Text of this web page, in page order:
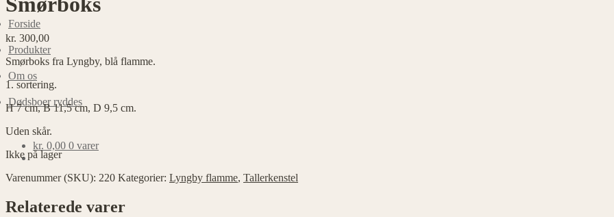
Forside
Produkter
Om os
Dødsboer ryddes
kr. 0,00 0 varer
kr. 300,00
Smørboks fra Lyngby, blå flamme.
1. sortering.
H 7 cm, B 11,5 cm, D 9,5 cm.
Uden skår.
Ikke på lager
Varenummer (SKU): 220 Kategorier: Lyngby flamme, Tallerkenstel
Relaterede varer